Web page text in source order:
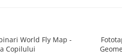
World Fly Map -
Copilului